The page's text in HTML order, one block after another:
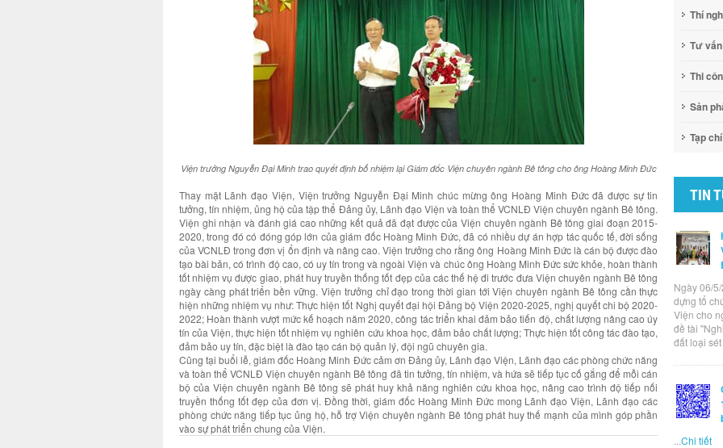
Viện trưởng Nguyễn Đại Minh trao quyết định bổ nhiệm lại Giám đốc Viện chuyên ngành Bê tông cho ông Hoàng Minh Đức
Thay mặt Lãnh đạo Viện, Viện trưởng Nguyễn Đại Minh chúc mừng ông Hoàng Minh Đức đã được sự tin
tưởng, tín nhiệm, ủng hộ của tập thể Đảng ủy, Lãnh đạo Viện và toàn thể VCNLĐ Viện chuyên ngành Bê tông.
Viện ghi nhận và đánh giá cao những kết quả đã đạt được của Viện chuyên ngành Bê tông giai đoạn 2015-
2020, trong đó có đóng góp lớn của giám đốc Hoàng Minh Đức, đã có nhiều dự án hợp tác quốc tế, đời sống
của VCNLĐ trong đơn vị ổn định và nâng cao. Viện trưởng cho rằng ông Hoàng Minh Đức là cán bộ được đào
tạo bài bản, có trình độ cao, có uy tín trong và ngoài Viện và chúc ông Hoàng Minh Đức sức khỏe, hoàn thành
tốt nhiệm vụ được giao, phát huy truyền thống tốt đẹp của các thế hệ đi trước đưa Viện chuyên ngành Bê tông
ngày càng phát triển bền vững. Viện trưởng chỉ đạo trong thời gian tới Viện chuyên ngành Bê tông cần thực
hiện những nhiệm vụ như: Thực hiện tốt Nghị quyết đại hội Đảng bộ Viện 2020-2025, nghị quyết chi bộ 2020-
2022; Hoàn thành vượt mức kế hoạch năm 2020, công tác triển khai đảm bảo tiến độ, chất lượng nâng cao úy
tín của Viện, thực hiện tốt nhiệm vụ nghiên cứu khoa học, đảm bảo chất lượng; Thực hiện tốt công tác đào tạo,
đảm bảo uy tín, đặc biệt là đào tạo cán bộ quản lý, đội ngũ chuyên gia.
Cũng tại buổi lễ, giám đốc Hoàng Minh Đức cảm ơn Đảng ủy, Lãnh đạo Viện, Lãnh đạo các phòng chức năng
và toàn thể VCNLĐ Viện chuyên ngành Bê tông đã tin tưởng, tín nhiệm, và hứa sẽ tiếp tục cố gắng để mỗi cán
bộ của Viện chuyên ngành Bê tông sẽ phát huy khả năng nghiên cứu khoa học, nâng cao trình độ tiếp nối
truyền thống tốt đẹp của đơn vị. Đồng thời, giám đốc Hoàng Minh Đức mong Lãnh đạo Viện, Lãnh đạo các
phòng chức năng tiếp tục ủng hộ, hỗ trợ Viện chuyên ngành Bê tông phát huy thế mạnh của mình góp phần
vào sự phát triển chung của Viện.
Thí
Tư vấn
Thi
Sản
Tạp chí
TIN
Ngày 06/
dựng tổ
Viện cho
đề tài
đất loại
...Chi tiết